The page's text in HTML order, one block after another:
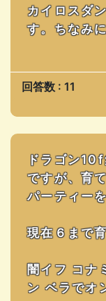
カイロスダ
す。ちなみ
回答数 : 11
ドラゴン
ですが、育
パーティー
現在６まで
闇イフ コナ
ン ベラでオ